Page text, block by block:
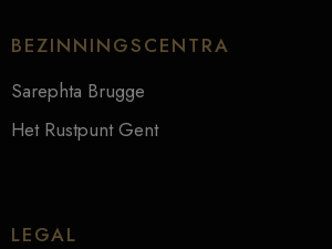
BEZINNINGSCENTRA
Sarephta Brugge
Het Rustpunt Gent
LEGAL